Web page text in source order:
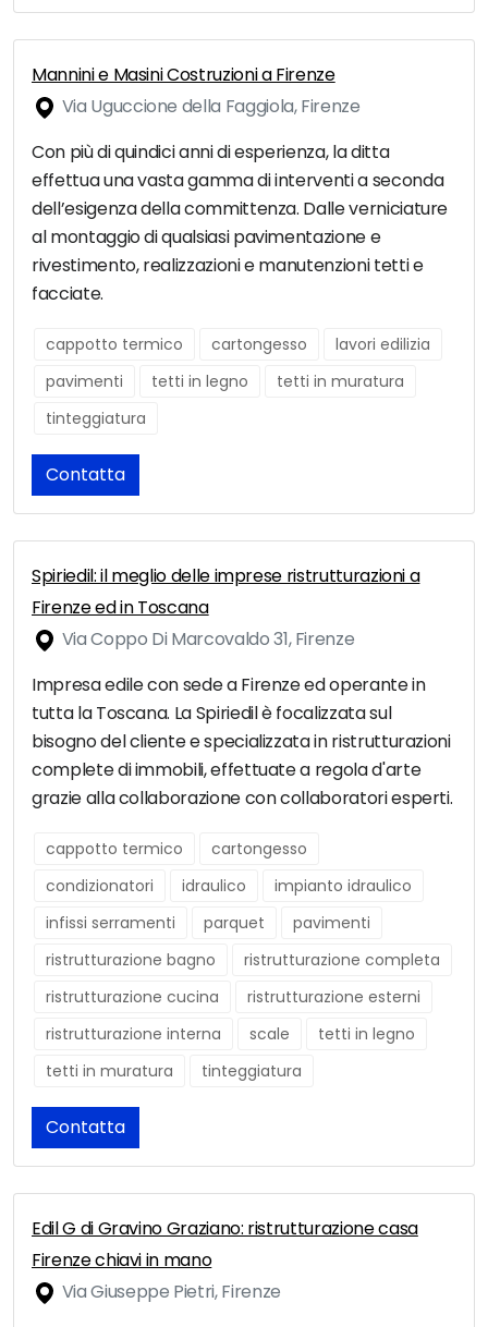
Mannini e Masini Costruzioni a Firenze
Via Uguccione della Faggiola, Firenze
Con più di quindici anni di esperienza, la ditta
effettua una vasta gamma di interventi a seconda
dell’esigenza della committenza. Dalle verniciature
al montaggio di qualsiasi pavimentazione e
rivestimento, realizzazioni e manutenzioni tetti e
facciate.
cappotto termico cartongesso
lavori edilizia
pavimenti
tetti in legno
tetti in muratura
tinteggiatura
Contatta
Spiriedil: il meglio delle imprese ristrutturazioni a
Firenze ed in Toscana
Via Coppo Di Marcovaldo 31, Firenze
Impresa edile con sede a Firenze ed operante in
tutta la Toscana. La Spiriedil è focalizzata sul
bisogno del cliente e specializzata in ristrutturazioni
complete di immobili, effettuate a regola d'arte
grazie alla collaborazione con collaboratori esperti.
cappotto termico
cartongesso
condizionatori
idraulico
impianto idraulico
infissi serramenti
parquet
pavimenti
ristrutturazione bagno
ristrutturazione completa
ristrutturazione cucina
ristrutturazione esterni
ristrutturazione interna
scale
tetti in legno
tetti in muratura
tinteggiatura
Contatta
Edil G di Gravino Graziano: ristrutturazione casa
Firenze chiavi in mano
Via Giuseppe Pietri, Firenze